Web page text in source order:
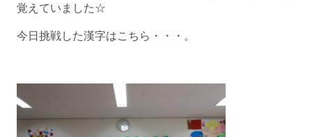
覚えていました☆
今日挑戦した漢字はこちら・・・。